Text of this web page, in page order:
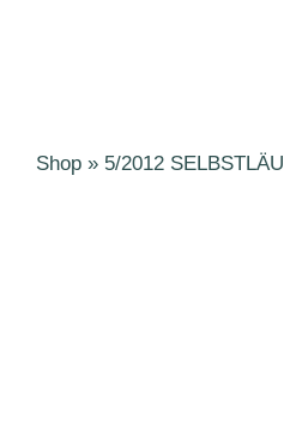
Shop » 5/2012